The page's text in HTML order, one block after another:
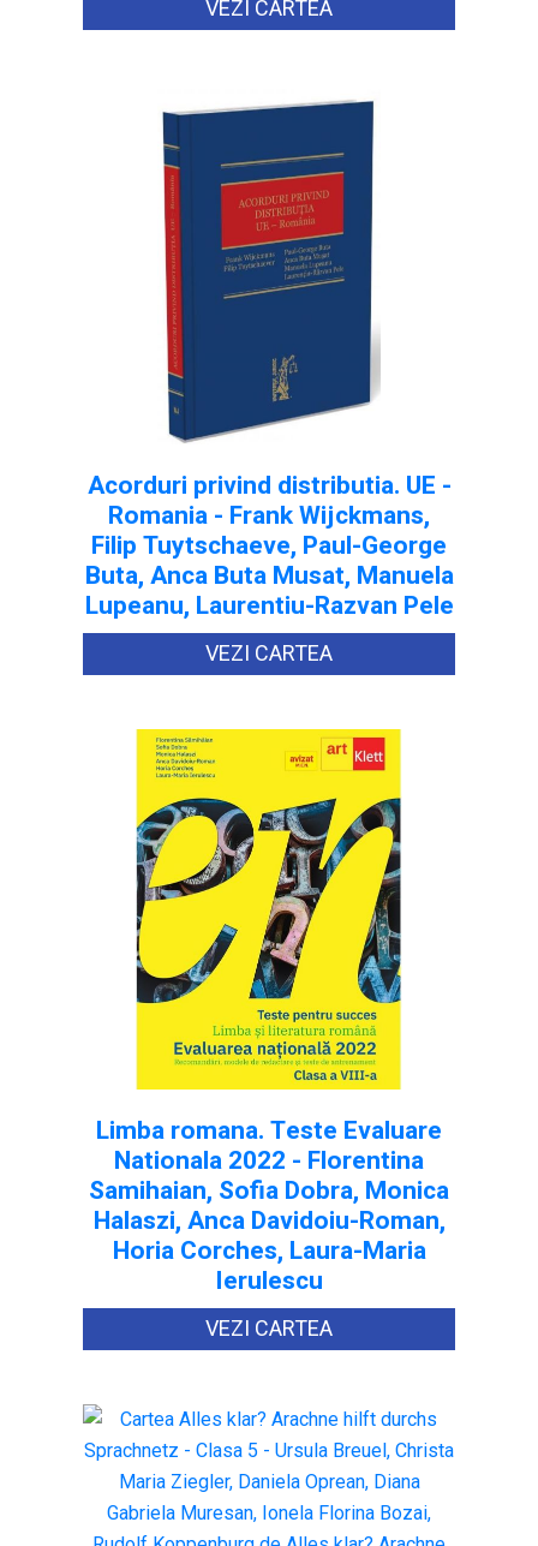
VEZI CARTEA
Acorduri privind distributia. UE -
Romania - Frank Wijckmans,
Filip Tuytschaeve, Paul-George
Buta, Anca Buta Musat, Manuela
Lupeanu, Laurentiu-Razvan Pele
VEZI CARTEA
Limba romana. Teste Evaluare
Nationala 2022 - Florentina
Samihaian, Sofia Dobra, Monica
Halaszi, Anca Davidoiu-Roman,
Horia Corches, Laura-Maria
Ierulescu
VEZI CARTEA